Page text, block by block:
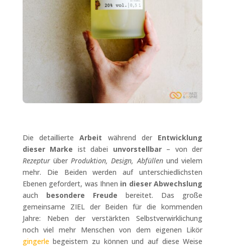
Die detaillierteArbeit während der Entwicklung
dieser Marke ist dabei unvorstellbar– von der
RezepturüberProduktion, Design, Abfüllenund vielem
mehr. Die Beiden werden auf unterschiedlichsten
Ebenen gefordert, was Ihnen in dieser Abwechslung
auch besondere Freude bereitet. Das große
gemeinsame ZIEL der Beiden für die kommenden
Jahre: Neben der verstärkten Selbstverwirklichung
noch viel mehr Menschen von dem eigenen Likör
gingerlebegeistern zu können und auf diese Weise